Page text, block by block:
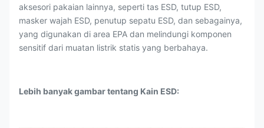
aksesori pakaian lainnya, seperti tas ESD, tutup ESD,
masker wajah ESD, penutup sepatu ESD, dan sebagainya,
yang digunakan di area EPA dan melindungi komponen
sensitif dari muatan listrik statis yang berbahaya.
Lebih banyak gambar tentang Kain ESD: